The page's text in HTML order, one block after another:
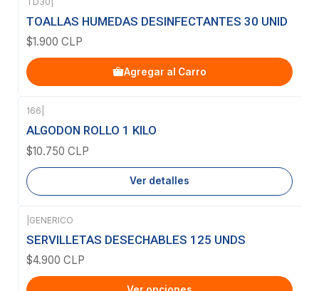
TOALLAS HUMEDAS DESINFECTANTES 30 UNID
$1.900 CLP
Agregar al Carro
Agotado
166
ALGODON ROLLO 1 KILO
$10.750 CLP
Ver detalles
GENERICO
SERVILLETAS DESECHABLES 125 UNDS
$4.900 CLP